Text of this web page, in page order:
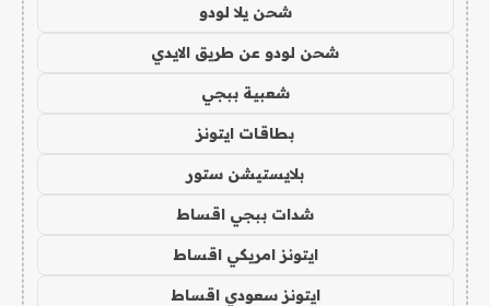
شحن يلا لودو
شحن لودو عن طريق الايدي
شعبية ببجي
بطاقات ايتونز
بلايستيشن ستور
شدات ببجي اقساط
ايتونز امريكي اقساط
ايتونز سعودي اقساط